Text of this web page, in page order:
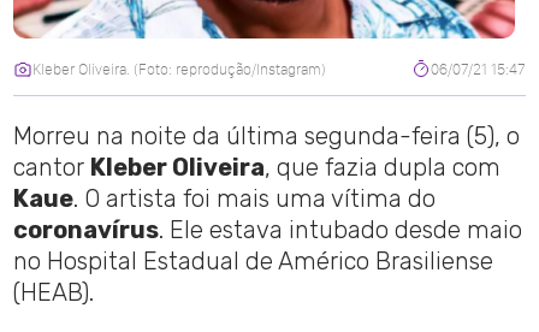
Kleber Oliveira. (Foto: reprodução/Instagram) 06/07/21 15:47
Morreu na noite da última segunda-feira (5), o
cantor Kleber Oliveira, que fazia dupla com
Kaue. O artista foi mais uma vítima do
coronavírus. Ele estava intubado desde maio
no Hospital Estadual de Américo Brasiliense
(HEAB).